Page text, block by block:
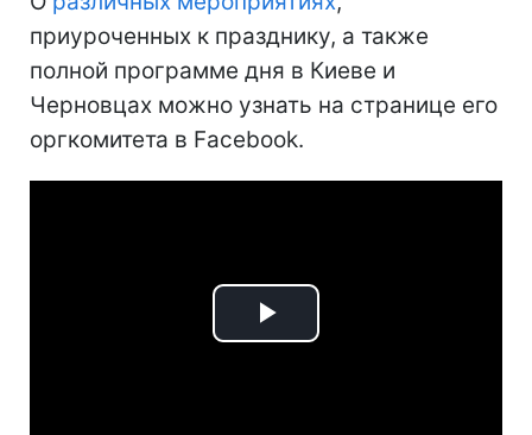
приуроченных к празднику, а также
полной программе дня в Киеве и
Черновцах можно узнать на странице его
оргкомитета в Facebook.
Play